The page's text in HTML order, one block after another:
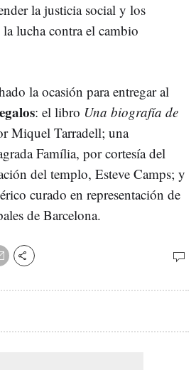
la justicia social y los
lucha contra el cambio
la ocasión para entregar al
: el libro Una biografía de
Miquel Tarradell; una
Família, por cortesía del
del templo, Esteve Camps; y
curado en representación de
de Barcelona.